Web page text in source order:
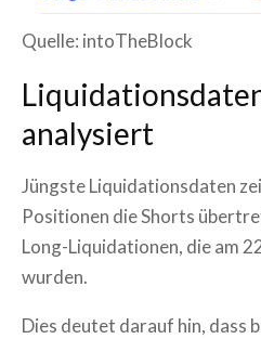
Quelle: intoTheBlock
analysiert
Jüngste Liquidationsdaten
Positionen die Shorts
Long-Liquidationen, die am
wurden.
Dies deutet darauf hin, dass